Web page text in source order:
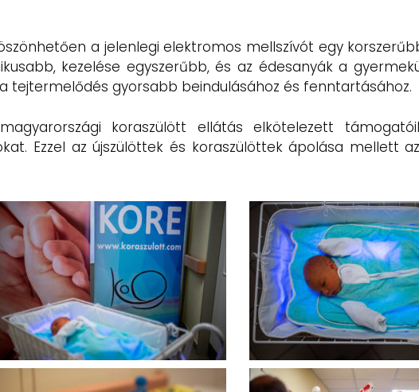
a jelenlegi elektromos mellszívót egy
kezelése egyszerűbb, és az édesanyák a
tejtermelődés gyorsabb beindulásához és fenntartásához.
koraszülött ellátás elkötelezett
Ezzel az újszülöttek és koraszülöttek ápolása mellett